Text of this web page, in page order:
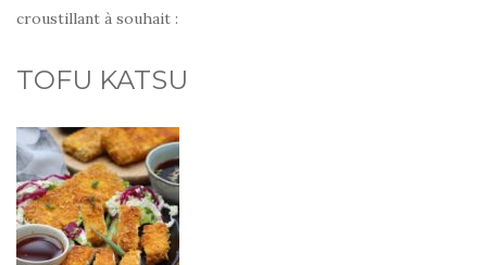
croustillant à souhait :
TOFU KATSU